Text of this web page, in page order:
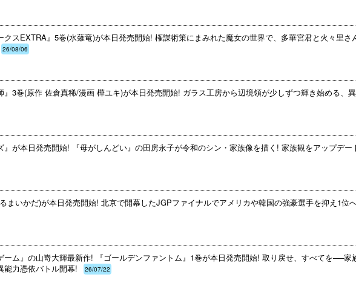
クスEXTRA』5巻(水薙竜)が本日発売開始! 権謀術策にまみれた魔女の世界で、多華宮君と火々里
26/08/06
』3巻(原作 佐倉真稀/漫画 樺ユキ)が本日発売開始! ガラス工房から辺境領が少しずつ輝き始める、
』が本日発売開始! 『母がしんどい』の田房永子が令和のシン・家族像を描く! 家族観をアップデ
まいかだ)が本日発売開始! 北京で開幕したJGPファイナルでアメリカや韓国の強豪選手を抑え1位
ーム』の山嵜大輝最新作! 『ゴールデンファントム』1巻が本日発売開始! 取り戻せ、すべてを──
能力憑依バトル開幕!
26/07/22